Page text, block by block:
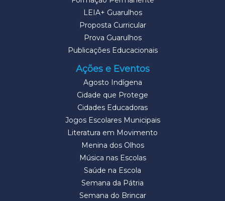
LEIA+ Guarulhos
Proposta Curricular
Prova Guarulhos
Publicações Educacionais
Ações e Eventos
Agosto Indígena
Cidade que Protege
Cidades Educadoras
Jogos Escolares Municipais
Literatura em Movimento
Menina dos Olhos
Música nas Escolas
Saúde na Escola
Semana da Pátria
Semana do Brincar